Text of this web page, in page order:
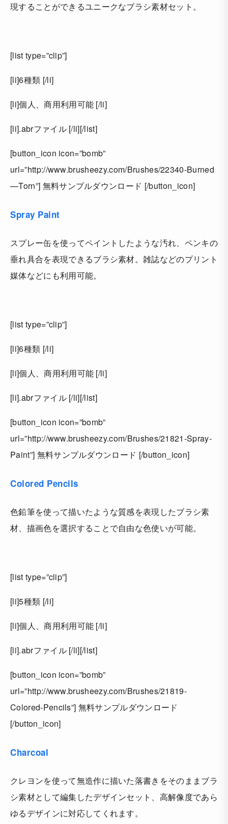
現することができるユニークなブラシ素材セット。
[list type=”clip”]
[li]6種類 [/li]
[li]個人、商用利用可能 [/li]
[li].abrファイル [/li][/list]
[button_icon icon=”bomb”
url=”http://www.brusheezy.com/Brushes/22340-Burned
—Torn”] 無料サンプルダウンロード [/button_icon]
Spray Paint
スプレー缶を使ってペイントしたような汚れ、ペンキの
垂れ具合を表現できるブラシ素材。雑誌などのプリント
媒体などにも利用可能。
[list type=”clip”]
[li]6種類 [/li]
[li]個人、商用利用可能 [/li]
[li].abrファイル [/li][/list]
[button_icon icon=”bomb”
url=”http://www.brusheezy.com/Brushes/21821-Spray-
Paint”] 無料サンプルダウンロード [/button_icon]
Colored Pencils
色鉛筆を使って描いたような質感を表現したブラシ素
材、描画色を選択することで自由な色使いが可能。
[list type=”clip”]
[li]5種類 [/li]
[li]個人、商用利用可能 [/li]
[li].abrファイル [/li][/list]
[button_icon icon=”bomb”
url=”http://www.brusheezy.com/Brushes/21819-
Colored-Pencils”] 無料サンプルダウンロード
[/button_icon]
Charcoal
クレヨンを使って無造作に描いた落書きをそのままブラ
シ素材として編集したデザインセット、高解像度であら
ゆるデザインに対応してくれます。